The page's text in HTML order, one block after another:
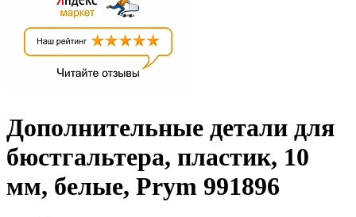
Дополнительные детали для
бюстгальтера, пластик, 10
мм, белые, Prym 991896